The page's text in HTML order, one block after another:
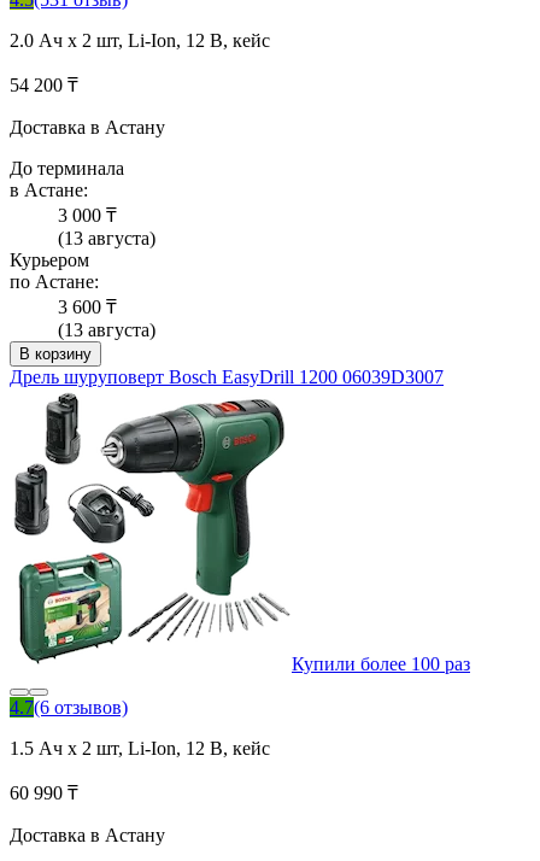
2.0 Ач x 2 шт, Li-Ion, 12 В, кейс
54 200 ₸
Доставка в Астану
До терминала
в Астане:
3 000 ₸
(13 августа)
Курьером
по Астане:
3 600 ₸
(13 августа)
В корзину
Дрель шуруповерт Bosch EasyDrill 1200 06039D3007
Купили более 100 раз
4.7(6 отзывов)
1.5 Ач x 2 шт, Li-Ion, 12 В, кейс
60 990 ₸
Доставка в Астану